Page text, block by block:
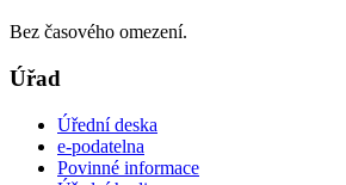
Bez časového omezení.
Úřad
Úřední deska
e-podatelna
Povinné informace